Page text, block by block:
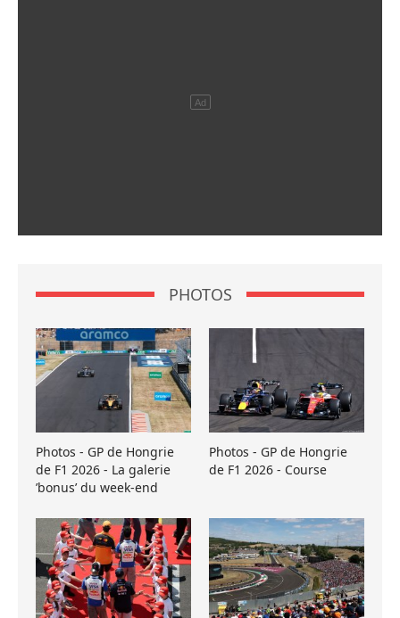
PHOTOS
Photos - GP de Hongrie
de F1 2026 - La galerie
’bonus’ du week-end
Photos - GP de Hongrie
de F1 2026 - Course